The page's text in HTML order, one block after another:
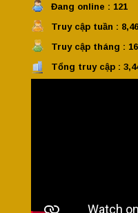
Đang online : 121
Truy cập tuần :
Truy cập tháng :
Tổng truy cập :